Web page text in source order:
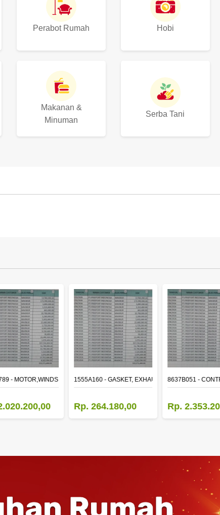
Perabot Rumah Hobi
Makanan &
Minuman
Serba Tani
- MOTOR,WINDSHIELD WIPER1555A160 - GASKET, EXHAUST MANIFOLD
Rp. 264.180,00
8637B051 -
Rp.